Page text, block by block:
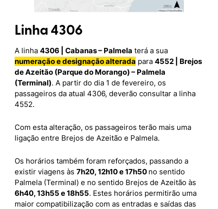
Linha 4306
A linha 4306 | Cabanas – Palmela terá a sua
numeração e designação alterada para 4552 | Brejos
de Azeitão (Parque do Morango) – Palmela
(Terminal). A partir do dia 1 de fevereiro, os
passageiros da atual 4306, deverão consultar a linha
4552.
Com esta alteração, os passageiros terão mais uma
ligação entre Brejos de Azeitão e Palmela.
Os horários também foram reforçados, passando a
existir viagens às 7h20, 12h10 e 17h50 no sentido
Palmela (Terminal) e no sentido Brejos de Azeitão às
6h40, 13h55 e 18h55. Estes horários permitirão uma
maior compatibilização com as entradas e saídas das